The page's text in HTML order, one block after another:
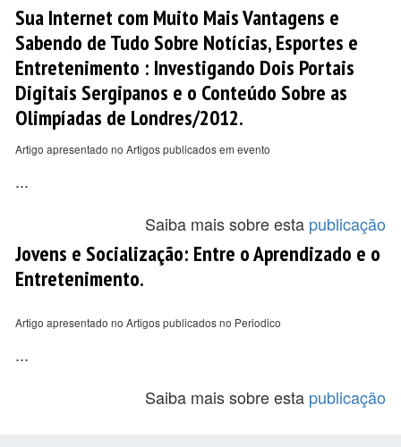
Sua Internet com Muito Mais Vantagens e
Sabendo de Tudo Sobre Notícias, Esportes e
Entretenimento : Investigando Dois Portais
Digitais Sergipanos e o Conteúdo Sobre as
Olimpíadas de Londres/2012.
Artigo apresentado no Artigos publicados em evento
...
Saiba mais sobre esta publicação
Jovens e Socialização: Entre o Aprendizado e o
Entretenimento.
Artigo apresentado no Artigos publicados no Periodico
...
Saiba mais sobre esta publicação